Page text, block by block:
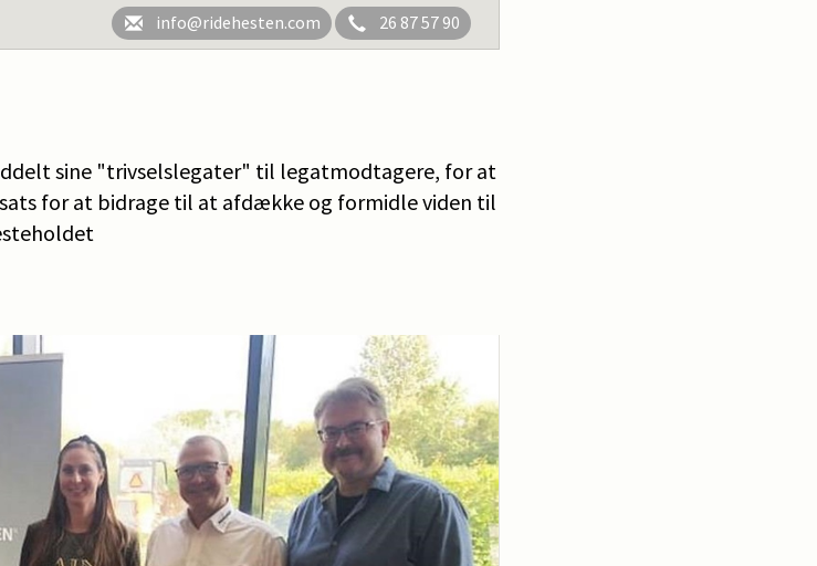
info@ridehesten.com 26 87 57 90
sine "trivselslegater" til legatmodtagere, for at
for at bidrage til at afdække og formidle viden til